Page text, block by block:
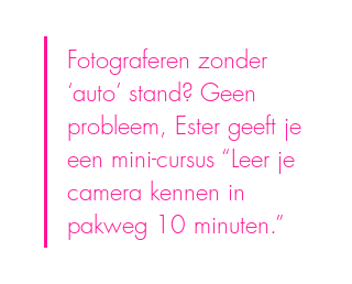
Fotograferen zonder
‘auto’ stand? Geen
probleem, Ester geeft je
een mini-cursus “Leer je
camera kennen in
pakweg 10 minuten.”